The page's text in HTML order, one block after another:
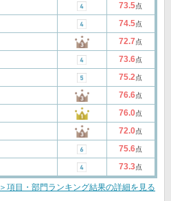
73.5点
74.5点
72.7点
73.6点
75.2点
76.6点
76.0点
72.0点
75.6点
73.3点
＞項目・部門ランキング結果の詳細を見る